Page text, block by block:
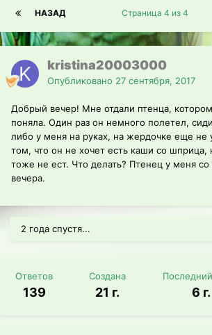
НАЗАД Страница 4 из 4
kristina20003000
Опубликовано 27 сентября, 2017
Добрый вечер! Мне отдали птенца,
поняла. Один раз он немного полетел,
либо у меня на руках, на жердочке еще не
том, что он не хочет есть каши со шприца,
тоже не ест. Что делать? Птенец у меня со
вечера.
2 года спустя...
Ответов
139
Создана
21 г. 6 г.